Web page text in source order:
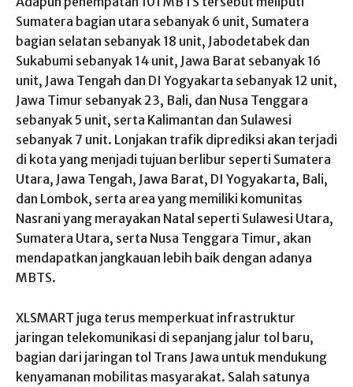
Sumatera bagian utara sebanyak 6 unit, Sumatera
bagian selatan sebanyak 18 unit, Jabodetabek dan
Sukabumi sebanyak 14 unit, Jawa Barat sebanyak 16
unit, Jawa Tengah dan DI Yogyakarta sebanyak 12 unit,
Jawa Timur sebanyak 23, Bali, dan Nusa Tenggara
sebanyak 5 unit, serta Kalimantan dan Sulawesi
sebanyak 7 unit. Lonjakan trafik diprediksi akan terjadi
di kota yang menjadi tujuan berlibur seperti Sumatera
Utara, Jawa Tengah, Jawa Barat, DI Yogyakarta, Bali,
dan Lombok, serta area yang memiliki komunitas
Nasrani yang merayakan Natal seperti Sulawesi Utara,
Sumatera Utara, serta Nusa Tenggara Timur, akan
mendapatkan jangkauan lebih baik dengan adanya
MBTS.
XLSMART juga terus memperkuat infrastruktur
jaringan telekomunikasi di sepanjang jalur tol baru,
bagian dari jaringan tol Trans Jawa untuk mendukung
kenyamanan mobilitas masyarakat. Salah satunya